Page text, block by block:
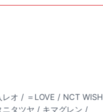
オ / ＝LOVE / NCT WISH
タツヤ / キマグレン /